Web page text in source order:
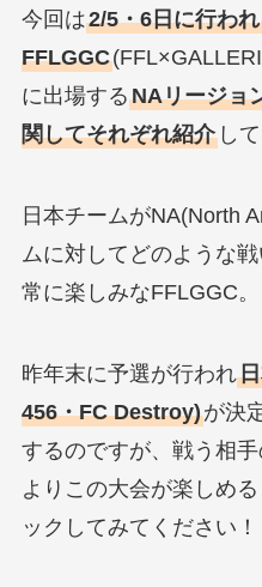
今回は2/5・6日に行わ
FFLGGC
に出場するNAリージョ
関してそれぞれ紹介し
日本チームがNA(North
ムに対してどのような
常に楽しみなFFLGGC。
昨年末に予選が行われ
456・FC Destroy)が決
するのですが、戦う相手
よりこの大会が楽しめ
ックしてみてください！